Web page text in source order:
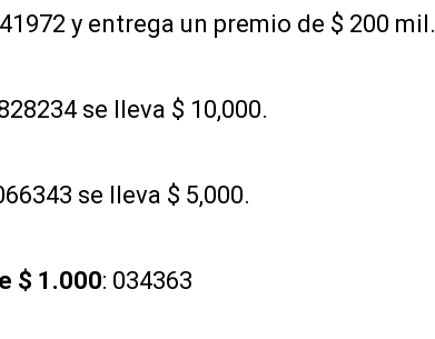
y entrega un premio de $ 200 mil.
se lleva $ 10,000.
se lleva $ 5,000.
$ 1.000: 034363